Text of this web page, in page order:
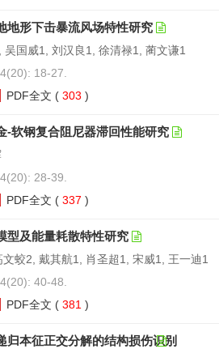
地形下击暴流风场特性研究
国威1, 刘汉良1, 徐清禄1, 蔺文谦1
18-27.
PDF全文 ( 303 )
-软钢复合阻尼器滞回性能研究
28-39.
PDF全文 ( 337 )
型及能量耗散特性研究
蛟2, 戴其航1, 肖圣超1, 宋威1, 王一迪1
40-48.
PDF全文 ( 381 )
归本征正交分解的结构损伤识别